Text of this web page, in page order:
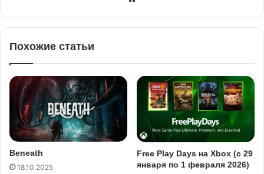
Похожие статьи
Beneath
18.10.2025
Free Play Days на Xbox (c 29
января по 1 февраля 2026)